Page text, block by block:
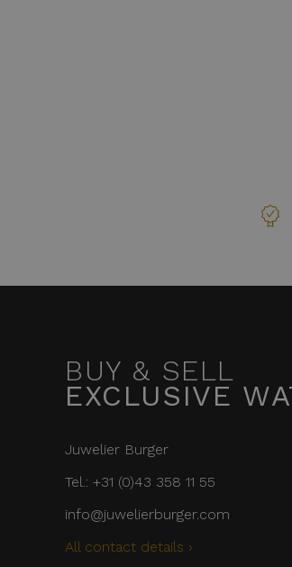
BUY & SELL
EXCLUSIVE
Juwelier Burger
Tel.: +31 (0)43 358 11 55
info@juwelierburger.com
All contact details ›